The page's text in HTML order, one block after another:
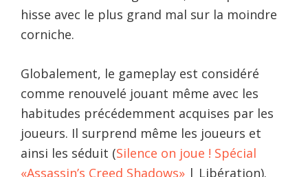
hisse avec le plus grand mal sur la moindre
corniche.
Globalement, le gameplay est considéré
comme renouvelé jouant même avec les
habitudes précédemment acquises par les
joueurs. Il surprend même les joueurs et
ainsi les séduit (Silence on joue ! Spécial
«Assassin’s Creed Shadows» | Libération).